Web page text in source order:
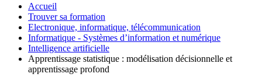
Accueil
Trouver sa formation
Electronique, informatique, télécommunication
Informatique - Systèmes d’information et numérique
Intelligence artificielle
Apprentissage statistique : modélisation décisionnelle et
apprentissage profond